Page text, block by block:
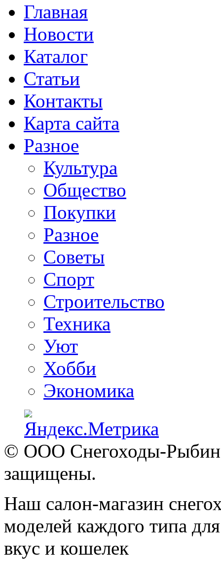
Главная
Новости
Каталог
Статьи
Контакты
Карта сайта
Разное
Культура
Общество
Покупки
Разное
Советы
Спорт
Строительство
Техника
Уют
Хобби
Экономика
© ООО Снегоходы-
защищены.
Наш салон-магазин
моделей каждого типа
вкус и кошелек